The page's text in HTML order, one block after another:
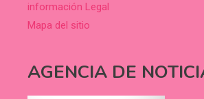
información Legal
Mapa del sitio
AGENCIA DE